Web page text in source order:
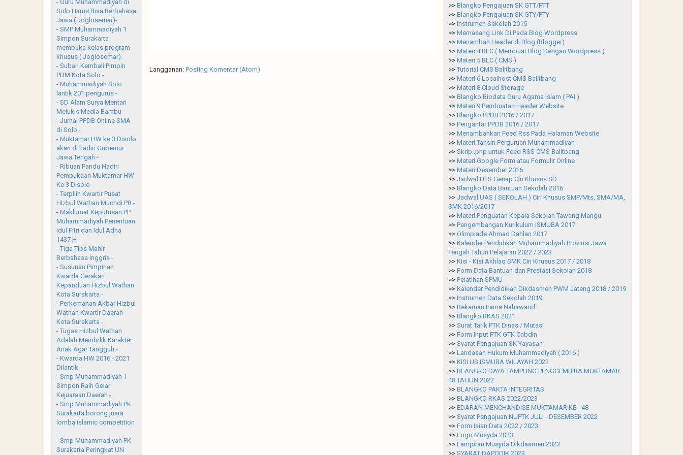
Langganan: Posting Komentar (Atom)
- Guru Muhammadiyah di
Solo Harus Bisa Berbahasa
Jawa ( Joglosemar)-
- SMP Muhammadiyah 1
Simpon Surakarta
membuka kelas program
khusus ( Joglosemar)-
- Subari Kembali Pimpin
PDM Kota Solo -
- Muhammadiyah Solo
lantik 201 pengurus -
- SD Alam Surya Mentari
Melukis Media Bambu -
- Jurnal PPDB Online SMA
di Solo -
- Muktamar HW ke 3 Disolo
akan di hadiri Gubernur
Jawa Tengah -
- Ribuan Pandu Hadiri
Pembukaan Muktamar HW
Ke 3 Disolo -
- Terpilih Kwartir Pusat
Hizbul Wathan Muchdi PR -
- Maklumat Keputusan PP
Muhammadiyah Penentuan
Idul Fitri dan Idul Adha
1437 H -
- Tiga Tips Mahir
Berbahasa Inggris -
- Susunan Pimpinan
Kwarda Gerakan
Kepanduan Hizbul Wathan
Kota Surakarta -
- Perkemahan Akbar Hizbul
Wathan Kwartir Daerah
Kota Surakarta -
- Tugas Hizbul Wathan
Adalah Mendidik Karakter
Anak Agar Tangguh -
- Kwarda HW 2016 - 2021
Dilantik -
- Smp Muhammadiyah 1
Simpon Raih Gelar
Kejuaraan Daerah -
- Smp Muhammadiyah PK
Surakarta borong juara
lomba islamic competition
-
- Smp Muhammadiyah PK
Surakarta Peringkat UN
>> Blangko Pengajuan SK GTT/PTT
>> Blangko Pengajuan SK GTY/PTY
>> Instrumen Sekolah 2015
>> Memasang Link Di Pada Blog Wordpress
>> Menambah Header di Blog (Blogger)
>> Materi 4 BLC ( Membuat Blog Dengan Wordpress )
>> Materi 5 BLC ( CMS )
>> Tutorial CMS Balitbang
>> Materi 6 Localhost CMS Balitbang
>> Materi 8 Cloud Storage
>> Blangko Biodata Guru Agama Islam ( PAI )
>> Materi 9 Pembuatan Header Website
>> Blangko PPDB 2016 / 2017
>> Pengantar PPDB 2016 / 2017
>> Menambahkan Feed Rss Pada Halaman Website
>> Materi Tahsin Perguruan Muhammadiyah
>> Skrip .php untuk Feed RSS CMS Balitbang
>> Materi Google Form atau Formulir Online
>> Materi Desember 2016
>> Jadwal UTS Genap Ciri Khusus SD
>> Blangko Data Bantuan Sekolah 2016
>> Jadwal UAS ( SEKOLAH ) Ciri Khusus SMP/Mts, SMA/MA,
SMK 2016/2017
>> Materi Penguatan Kepala Sekolah Tawang Mangu
>> Pengembangan Kurikulum ISMUBA 2017
>> Olimpiade Ahmad Dahlan 2017
>> Kalender Pendidikan Muhammadiyah Provinsi Jawa
Tengah Tahun Pelajaran 2022 / 2023
>> Kisi - Kisi Akhlaq SMK Ciri Khusus 2017 / 2018
>> Form Data Bantuan dan Prestasi Sekolah 2018
>> Pelatihan SPMU
>> Kalender Pendidikan Dikdasmen PWM Jateng 2018 / 2019
>> Instrumen Data Sekolah 2019
>> Rekaman Irama Nahawand
>> Blangko RKAS 2021
>> Surat Tarik PTK Dinas / Mutasi
>> Form Input PTK GTK Cabdin
>> Syarat Pengajuan SK Yayasan
>> Landasan Hukum Muhammadiyah ( 2016 )
>> KISI US ISMUBA WILAYAH 2022
>> BLANGKO DAYA TAMPUNG PENGGEMBIRA MUKTAMAR
48 TAHUN 2022
>> BLANGKO PAKTA INTEGRITAS
>> BLANGKO RKAS 2022/2023
>> EDARAN MENCHANDISE MUKTAMAR KE - 48
>> Syarat Pengajuan NUPTK JULI - DESEMBER 2022
>> Form Isian Data 2022 / 2023
>> Logo Musyda 2023
>> Lampiran Musyda Dikdasmen 2023
>> SYARAT DAPODIK 2023